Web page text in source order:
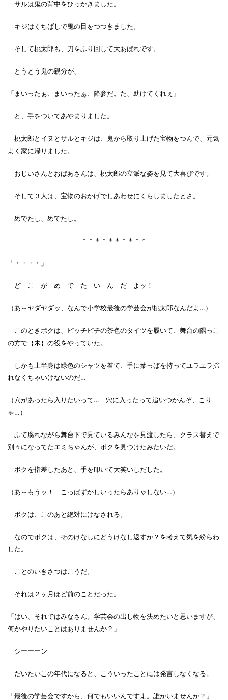
サルは鬼の背中をひっかきました。
キジはくちばしで鬼の目をつつきました。
そして桃太郎も、刀をふり回して大あばれです。
とうとう鬼の親分が、
「まいったぁ、まいったぁ、降参だ。た、助けてくれぇ」
と、手をついてあやまりました。
桃太郎とイヌとサルとキジは、鬼から取り上げた宝物をつんで、元気
よく家に帰りました。
おじいさんとおばあさんは、桃太郎の立派な姿を見て大喜びです。
そして３人は、宝物のおかげでしあわせにくらしましたとさ。
めでたし、めでたし。
＊＊＊＊＊＊＊＊＊＊
「・・・・」
ど こ が め で た い ん だ よッ！
（あ～ヤダヤダッ、なんで小学校最後の学芸会が桃太郎なんだよ…）
このときボクは、ピッチピチの茶色のタイツを履いて、舞台の隅っこ
の方で｛木｝の役をやっていた。
しかも上半身は緑色のシャツを着て、手に葉っぱを持ってユラユラ揺
れなくちゃいけないのだ…
（穴があったら入りたいって… 穴に入ったって追いつかんぞ、こり
ゃ…）
ふて腐れながら舞台下で見ているみんなを見渡したら、クラス替えで
別々になってたエミちゃんが、ボクを見つけたみたいだ。
ボクを指差したあと、手を叩いて大笑いしだした。
（あ～もうッ！ こっぱずかしいったらありゃしない…）
ボクは、このあと絶対にけなされる。
なのでボクは、そのけなしにどうけなし返すか？を考えて気を紛らわ
した。
ことのいきさつはこうだ。
それは２ヶ月ほど前のことだった。
「はい、それではみなさん。学芸会の出し物を決めたいと思いますが、
何かやりたいことはありませんか？」
シーーーン
だいたいこの年代になると、こういったことには発言しなくなる。
「最後の学芸会ですから、何でもいいんですよ。誰かいませんか？」